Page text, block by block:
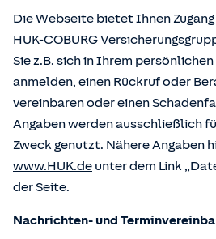
Die Webseite bietet Ihnen
HUK-COBURG
Sie z.B. sich in Ihrem
anmelden, einen Rückruf oder
vereinbaren oder einen
Angaben werden ausschließlich
Zweck genutzt. Nähere Angaben
www.HUK.de unter dem Link
der Seite.
Nachrichten- und